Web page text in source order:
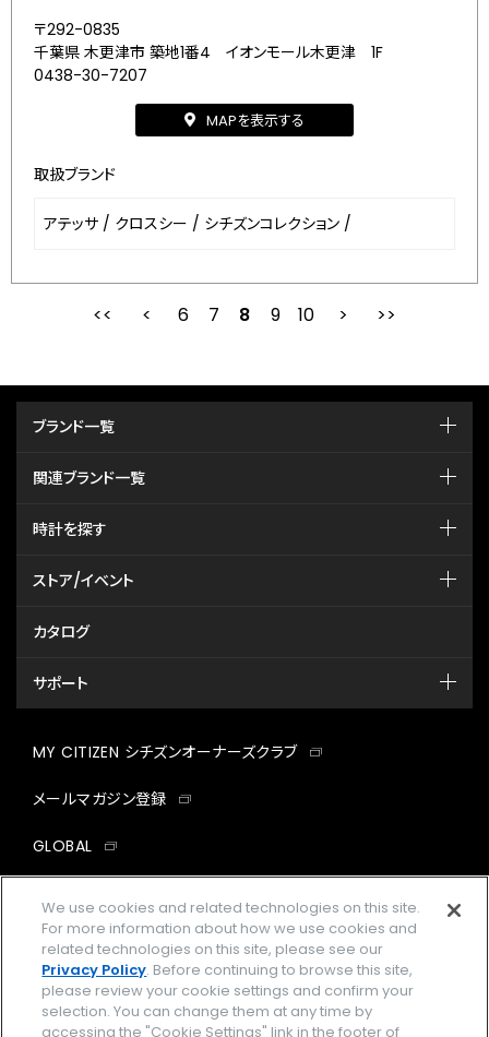
〒292-0835
千葉県 木更津市 築地1番4 イオンモール木更津 1F
0438-30-7207
MAPを表示する
取扱ブランド
アテッサ / クロスシー / シチズンコレクション /
最初 前
6 7 8 9 10
ブランド一覧
関連ブランド一覧
時計を探す
ストア/イベント
カタログ
サポート
MY CITIZEN シチズンオーナーズクラブ
メールマガジン登録
GLOBAL
facebookinstagramtwitter
企業情報 ご利用規約
We use cookies and related technologies on this site.
For more information about how we use cookies and
related technologies on this site, please see our
Privacy Policy. Before continuing to browse this site,
please review your cookie settings and confirm your
selection. You can change them at any time by
accessing the "Cookie Settings" link in the footer of